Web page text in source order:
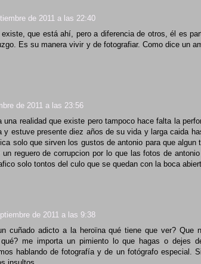
de 2011 a las 22:40
que está ahí, pero a diferencia de otros, él es
Es su manera vivir y de fotografiar. Como dice un
de 2011 a las 23:56
una realidad que existe pero tampoco hace falta la
y estuve presente diez años de su vida y larga caida
solo que sirven los gustos de antonio para que algun
reguero de corrupcion por lo que las fotos de
solo tontos del culo que se quedan con la boca
de 2011 a las 9:38
cuñado adicto a la heroïna qué tiene que ver? Que
me importa un pimiento lo que hagas o dejes
hablando de fotografía y de un fotógrafo especial.